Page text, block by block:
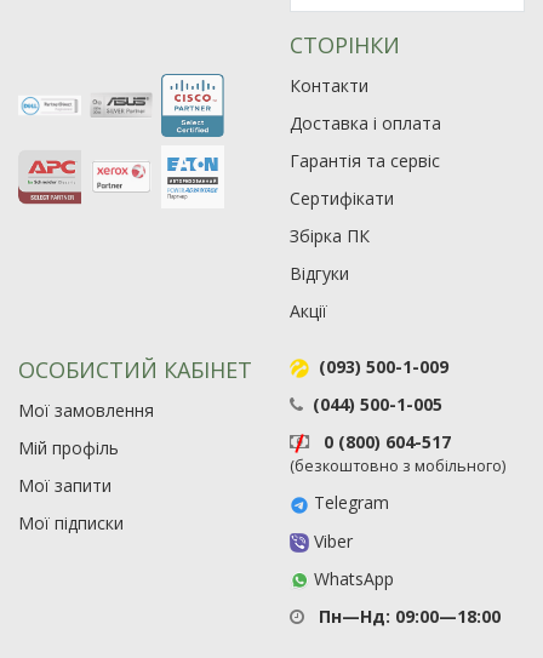
Рейтинг EXE.ua:4.6
СТОРІНКИ
Контакти
Доставка і оплата
Гарантія та сервіс
Сертифікати
Збірка ПК
Відгуки
Акції
ОСОБИСТИЙ КАБІНЕТ
Мої замовлення
Мій профіль
Мої запити
Мої підписки
(093) 500-1-009
(044) 500-1-005
0 (800) 604-517
(безкоштовно з мобільного)
Telegram
Viber
WhatsApp
Пн—Нд: 09:00—18:00